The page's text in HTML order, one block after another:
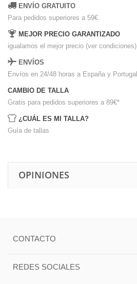
ENVÍO GRATUITO
Para pedidos superiores a 59€.
MEJOR PRECIO GARANTIZADO
igualamos el mejor precio (ver condiciones).
ENVÍOS
Envíos en 24/48 horas a España y Portugal
CAMBIO DE TALLA
Gratis para pedidos superiores a 89€*
¿CUÁL ES MI TALLA?
Guía de tallas
OPINIONES
CONTACTO
REDES SOCIALES